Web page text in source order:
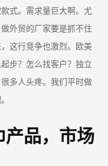
式。需求量巨大啊。尤
外贸的厂家要是抓不住
这行竞争也激烈。欧美
步？怎么找客户？独立
多人头疼。我们平时做
产品，市场